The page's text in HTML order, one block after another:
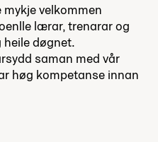
velkommen
lærar, trenarar og
døgnet.
saman med vår
høg kompetanse innan